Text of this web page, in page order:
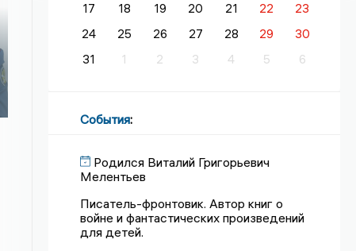
17
18 19 20 21 22
23
24
25 26 27 28 29
30
31
1 2 3 4 5 6
События:
Родился Виталий Григорьевич
Мелентьев
Писатель-фронтовик. Автор книг о
войне и фантастических произведений
для детей.